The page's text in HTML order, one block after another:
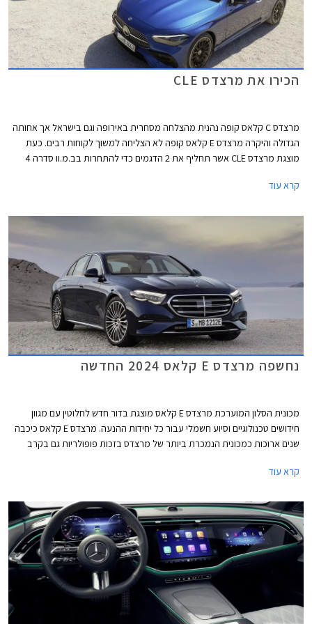
הכירו את מרצדס CLE
מרצדס C קלאס קופה נהנית מהצלחה מסחרית באירופה וגם בישראל אך אחותה
הגדולה והיקרה מרצדס E קלאס קופה לא הצליחה למשוך לקוחות רבים. כעת
מוצגת מרצדס CLE אשר תחליף את 2 הדגמים כדי להתחרות בב.מ.וו סדרה 4
ברבעון הראשון של 2024.
קרא עוד
נחשפה מרצדס E קלאס 2024 החדשה
מכונית הסלון המוערכת מרצדס E קלאס מוצגת בדור חדש לחלוטין עם מגוון
חידושים טכנולוגיים וסיוע חשמלי עבור כל יחידות ההנעה. מרצדס E קלאס כיכבה
שנים ארוכות כמכונית הנמכרת ביותר של מרצדס בזכות פופולריות גם בקרב
חדש שיוצע גם עם יחידת הנעה חשמלית. אאודי לעומת זאת צפויה להחליף את
A6 בדור חדש שלא יוצע עוד עם מנועי בעירה פנימית.
קרא עוד